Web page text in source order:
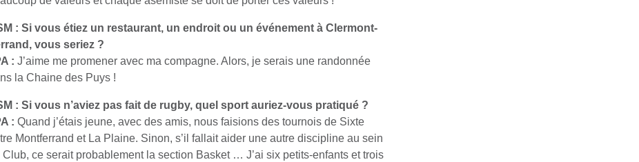
: Si vous étiez un restaurant, un endroit ou un événement à Clermont-
vous seriez ?
: J’aime me promener avec ma compagne. Alors, je serais une randonnée
la Chaine des Puys !
: Si vous n’aviez pas fait de rugby, quel sport auriez-vous pratiqué ?
: Quand j’étais jeune, avec des amis, nous faisions des tournois de Sixte
Montferrand et La Plaine. Sinon, s’il fallait aider une autre discipline au sein
Club, ce serait probablement la section Basket … J’ai six petits-enfants et trois